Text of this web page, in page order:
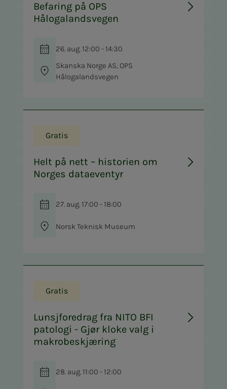
Befaring på OPS
Hålogalandsvegen
26. aug. 12:00 - 14:30
Skanska Norge AS, OPS
Hålogalandsvegen
Gratis
Helt på nett – historien om
Norges dataeventyr
27. aug. 17:00 - 18:00
Norsk Teknisk Museum
Gratis
Lunsjforedrag fra NITO BFI
patologi - Gjør kloke valg i
makrobeskjæring
28. aug. 11:00 - 12:00